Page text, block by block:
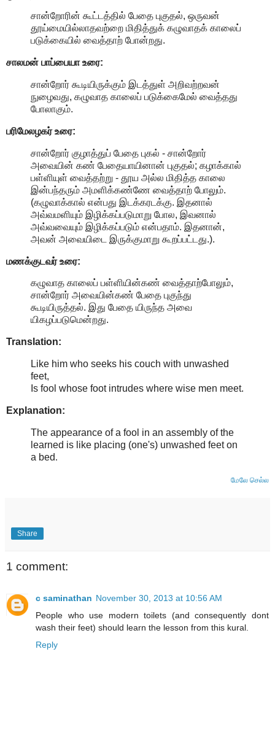
சான்றோரின் கூட்டத்தில் பேதை புகுதல், ஒருவன்
தூய்மையில்லாதவற்றை மிதித்துக் கழுவாதக் காலைப்
படுக்கையில் வைத்தாற் போன்றது.
சாலமன் பாப்பையா உரை:
சான்றோர் கூடியிருக்கும் இடத்துள் அறிவற்றவன்
நுழைவது, கழுவாத காலைப் படுக்கைமேல் வைத்தது
போலாகும்.
பரிமேலழகர் உரை:
சான்றோர் குழாத்துப் பேதை புகல் - சான்றோர்
அவையின் கண் பேதையாயினான் புகுதல்; கழாக்கால்
பள்ளியுள் வைத்தற்று - தூய அல்ல மிதித்த காலை
இன்பந்தரும் அமளிக்கண்ணே வைத்தாற் போலும்.
(கழுவாக்கால் என்பது இடக்கரடக்கு. இதனால்
அவ்வமளியும் இழிக்கப்படுமாறு போல, இவனால்
அவ்வவையும் இழிக்கப்படும் என்பதாம். இதனான்,
அவன் அவையிடை இருக்குமாறு கூறப்பட்டது.).
மணக்குடவர் உரை:
கழுவாத காலைப் பள்ளியின்கண் வைத்தாற்போலும்,
சான்றோர் அவையின்கண் பேதை புகுந்து
கூடியிருத்தல். இது பேதை யிருந்த அவை
யிகழப்படுமென்றது.
Translation:
Like him who seeks his couch with unwashed
feet,
Is fool whose foot intrudes where wise men meet.
Explanation:
The appearance of a fool in an assembly of the
learned is like placing (one's) unwashed feet on
a bed.
மேலே செல்ல
Share
1 comment:
c saminathan November 30, 2013 at 10:56 AM
People who use modern toilets (and consequently dont
wash their feet) should learn the lesson from this kural.
Reply